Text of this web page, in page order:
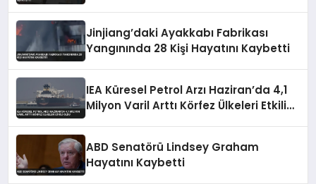
Jinjiang’daki Ayakkabı Fabrikası
Yangınında 28 Kişi Hayatını Kaybetti
IEA Küresel Petrol Arzı Haziran’da 4,1
Milyon Varil Arttı Körfez Ülkeleri Etkili
ABD Senatörü Lindsey Graham
Hayatını Kaybetti